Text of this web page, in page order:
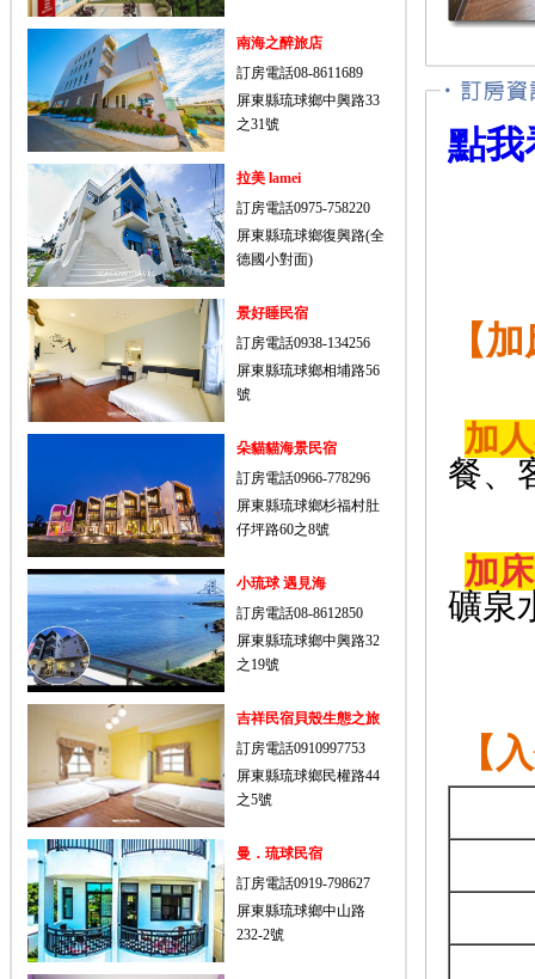
南海之醉旅店
訂房電話08-8611689
屏東縣琉球鄉中興路33
之31號
拉美 lamei
訂房電話0975-758220
屏東縣琉球鄉復興路(全
德國小對面)
景好睡民宿
訂房電話0938-134256
屏東縣琉球鄉相埔路56
號
朵貓貓海景民宿
訂房電話0966-778296
屏東縣琉球鄉杉福村肚
仔坪路60之8號
小琉球 遇見海
訂房電話08-8612850
屏東縣琉球鄉中興路32
之19號
吉祥民宿貝殼生態之旅
訂房電話0910997753
屏東縣琉球鄉民權路44
之5號
曼．琉球民宿
訂房電話0919-798627
屏東縣琉球鄉中山路
232-2號
點我
【
加
餐、
加
礦泉
【